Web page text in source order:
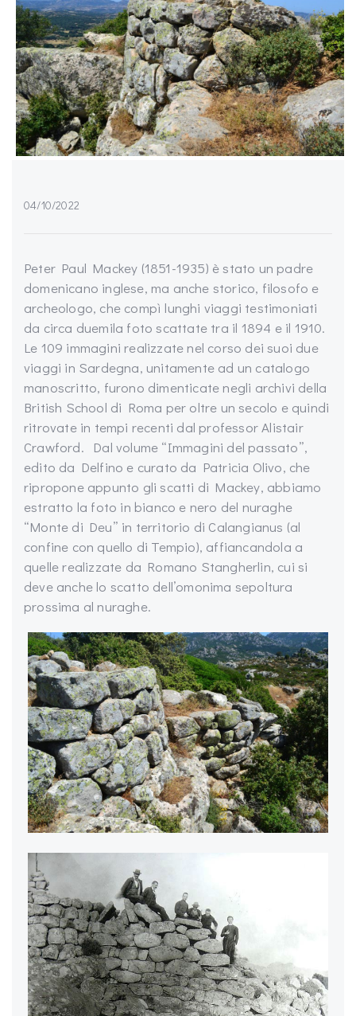
04/10/2022
Peter Paul Mackey (1851-1935) è stato un padre
domenicano inglese, ma anche storico, filosofo e
archeologo, che compì lunghi viaggi testimoniati
da circa duemila foto scattate tra il 1894 e il 1910.
Le 109 immagini realizzate nel corso dei suoi due
viaggi in Sardegna, unitamente ad un catalogo
manoscritto, furono dimenticate negli archivi della
British School di Roma per oltre un secolo e quindi
ritrovate in tempi recenti dal professor Alistair
Crawford. Dal volume “Immagini del passato”,
edito da Delfino e curato da Patricia Olivo, che
ripropone appunto gli scatti di Mackey, abbiamo
estratto la foto in bianco e nero del nuraghe
“Monte di Deu” in territorio di Calangianus (al
confine con quello di Tempio), affiancandola a
quelle realizzate da Romano Stangherlin, cui si
deve anche lo scatto dell’omonima sepoltura
prossima al nuraghe.